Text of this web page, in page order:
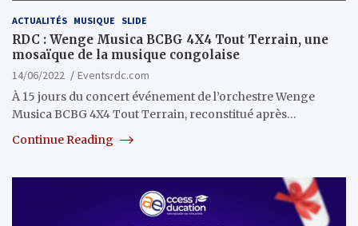
ACTUALITÉS MUSIQUE SLIDE
RDC : Wenge Musica BCBG 4X4 Tout Terrain, une
mosaïque de la musique congolaise
14/06/2022
Eventsrdc.com
À 15 jours du concert événement de l’orchestre Wenge
Musica BCBG 4X4 Tout Terrain, reconstitué après…
Continue Reading